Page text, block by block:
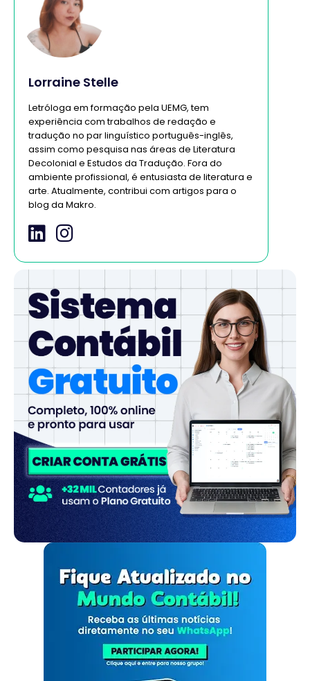
Lorraine Stelle
Letróloga em formação pela UEMG, tem
experiência com trabalhos de redação e
tradução no par linguístico português-inglês,
assim como pesquisa nas áreas de Literatura
Decolonial e Estudos da Tradução. Fora do
ambiente profissional, é entusiasta de literatura e
arte. Atualmente, contribui com artigos para o
blog da Makro.